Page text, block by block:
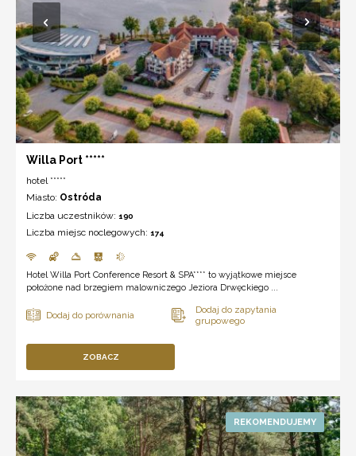
Willa Port *****
hotel *****
Miasto: Ostróda
Liczba uczestników: 190
Liczba miejsc noclegowych: 174
Hotel Willa Port Conference Resort & SPA**** to wyjątkowe miejsce
położone nad brzegiem malowniczego Jeziora Drwęckiego ...
ZOBACZ